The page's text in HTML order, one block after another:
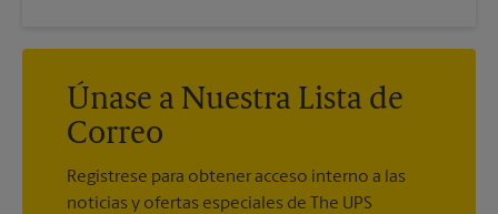
Únase a Nuestra Lista de
Correo
Regístrese para obtener acceso interno a las
noticias y ofertas especiales de The UPS